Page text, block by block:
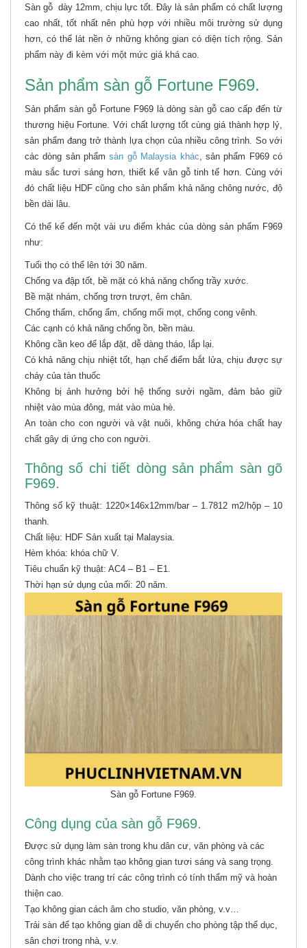
Sàn gỗ dày 12mm, chịu lực tốt. Đây là sản phẩm có chất lượng
cao nhất, tốt nhất nên phù hợp với nhiều môi trường sử dụng
hơn, có thể lát nền ở những không gian có diện tích rộng. Sản
phẩm này đi kèm với một mức giá khá cao.
Sản phẩm sàn gỗ Fortune F969.
Sản phẩm sàn gỗ Fortune F969 là dòng sàn gỗ cao cấp đến từ
thương hiệu Fortune. Với chất lượng tốt cùng giá thành hợp lý,
sản phẩm đang trở thành lựa chọn của nhiều công trình. So với
các dòng sản phẩmsàn gỗ Malaysia khác, sản phẩm F969 có
màu sắc tươi sáng hơn, thiết kế vân gỗ tinh tế hơn. Cùng với
đó chất liệu HDF cũng cho sản phẩm khả năng chông nước, độ
bền dài lâu.
Có thể kể đến một vài ưu điểm khác của dòng sản phẩm F969
như:
Tuổi thọ có thể lên tới 30 năm.
Chống va đập tốt, bề mặt có khả năng chống trầy xước.
Bề mặt nhám, chống trơn trượt, êm chân.
Chống thấm, chống ẩm, chống mối mọt, chống cong vênh.
Các cạnh có khả năng chống ồn, bền màu.
Không cần keo để lắp đặt, dễ dàng tháo, lắp lại.
Có khả năng chịu nhiệt tốt, hạn chế điểm bắt lửa, chịu được sự
cháy của tàn thuốc
Không bị ảnh hưởng bởi hệ thống sưởi ngầm, đảm bảo giữ
nhiệt vào mùa đông, mát vào mùa hè.
An toàn cho con người và vật nuôi, không chứa hóa chất hay
chất gây dị ứng cho con người.
Thông số chi tiết dòng sản phẩm sàn gõ
F969.
Thông số kỹ thuật: 1220×146x12mm/bar – 1.7812 m2/hộp – 10
thanh.
Chất liệu: HDF Sản xuất tại Malaysia.
Hèm khóa: khóa chữ V.
Tiêu chuẩn kỹ thuật: AC4 – B1 – E1.
Thời hạn sử dụng của mối: 20 năm.
Sàn gỗ Fortune F969.
Công dụng của sàn gỗ F969.
Được sử dụng làm sàn trong khu dân cư, văn phòng và các
công trình khác nhằm tạo không gian tươi sáng và sang trọng.
Dành cho việc trang trí các công trình có tính thẩm mỹ và hoàn
thiện cao.
Tạo không gian cách âm cho studio, văn phòng, v.v…
Trải sàn để tạo không gian dễ di chuyển cho phòng tập thể dục,
sân chơi trong nhà, v.v.